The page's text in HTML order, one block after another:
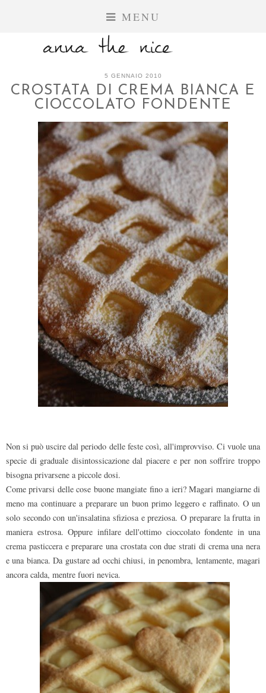
MENU
5 GENNAIO 2010
CROSTATA DI CREMA BIANCA E
CIOCCOLATO FONDENTE
Non si può uscire dal periodo delle feste così, all'improvviso. Ci vuole una
specie di graduale disintossicazione dal piacere e per non soffrire troppo
bisogna privarsene a piccole dosi.
Come privarsi delle cose buone mangiate fino a ieri? Magari mangiarne di
meno ma continuare a preparare un buon primo leggero e raffinato. O un
solo secondo con un'insalatina sfiziosa e preziosa. O preparare la frutta in
maniera estrosa. Oppure infilare dell'ottimo cioccolato fondente in una
crema pasticcera e preparare una crostata con due strati di crema una nera
e una bianca. Da gustare ad occhi chiusi, in penombra, lentamente, magari
ancora calda, mentre fuori nevica.